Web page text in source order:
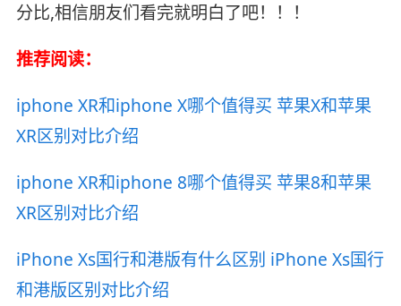
分比,相信朋友们看完就明白了吧！！！
推荐阅读：
iphone XR和iphone X哪个值得买 苹果X和苹果
XR区别对比介绍
iphone XR和iphone 8哪个值得买 苹果8和苹果
XR区别对比介绍
iPhone Xs国行和港版有什么区别 iPhone Xs国行
和港版区别对比介绍